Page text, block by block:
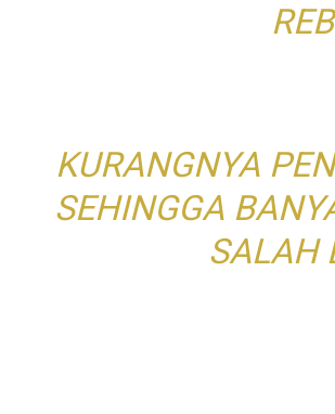
KURANGNYA
SEHINGGA
SALAH